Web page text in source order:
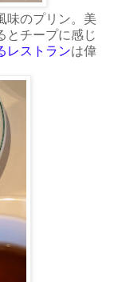
味のプリン。美
とチープに感じ
レストランは偉